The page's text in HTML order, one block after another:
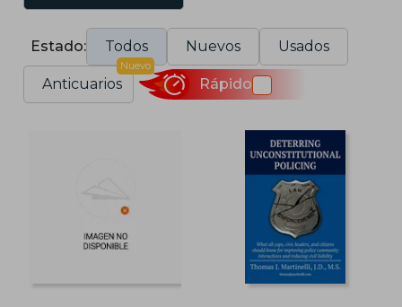
Estado: Todos Nuevos Usados
Anticuarios
Nuevo
Rápido